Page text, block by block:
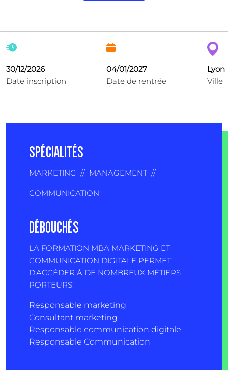
30/12/2026
Date inscription
04/01/2027
Date de rentrée
Lyon
Ville
SPÉCIALITÉS
MARKETING // MANAGEMENT //
COMMUNICATION
DÉBOUCHÉS
LA FORMATION MBA MARKETING ET
COMMUNICATION DIGITALE PERMET
D'ACCÉDER À DE NOMBREUX MÉTIERS
PORTEURS:
Responsable marketing
Consultant marketing
Responsable communication digitale
Responsable Communication